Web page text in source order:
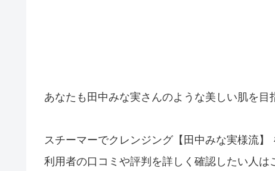
あなたも田中みな実さんのような美しい肌を目
スチーマーでクレンジング【田中みな実様流】
利用者の口コミや評判を詳しく確認したい人は